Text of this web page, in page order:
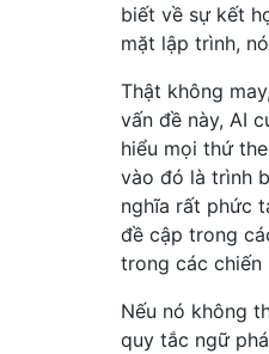
biết về sự kết
mặt lập trình,
Thật không
vấn đề này, AI
hiểu mọi thứ
vào đó là trình
nghĩa rất phức
đề cập trong
trong các
Nếu nó không
quy tắc ngữ